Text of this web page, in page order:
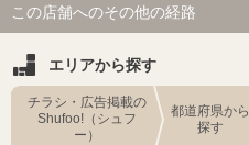
この店舗へのその他の経路
エリアから探す
チラシ・広告掲載の
Shufoo!（シュフ
ー）
都道府県から
探す